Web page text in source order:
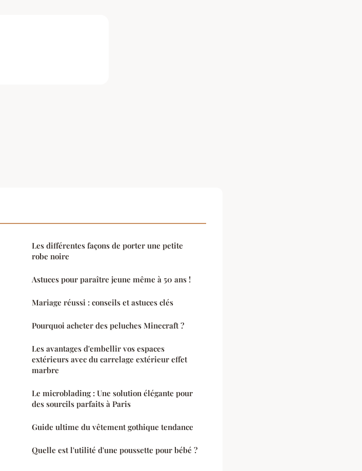
Les différentes façons de porter une petite
robe noire
Astuces pour paraître jeune même à 50 ans !
Mariage réussi : conseils et astuces clés
Pourquoi acheter des peluches Minecraft ?
Les avantages d'embellir vos espaces
extérieurs avec du carrelage extérieur effet
marbre
Le microblading : Une solution élégante pour
des sourcils parfaits à Paris
Guide ultime du vêtement gothique tendance
Quelle est l'utilité d'une poussette pour bébé ?